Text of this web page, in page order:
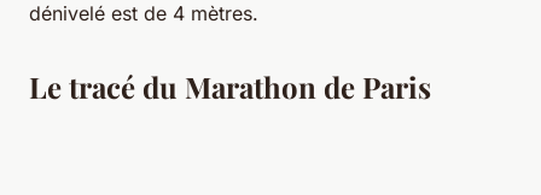
dénivelé est de 4 mètres.
Le tracé du Marathon de Paris